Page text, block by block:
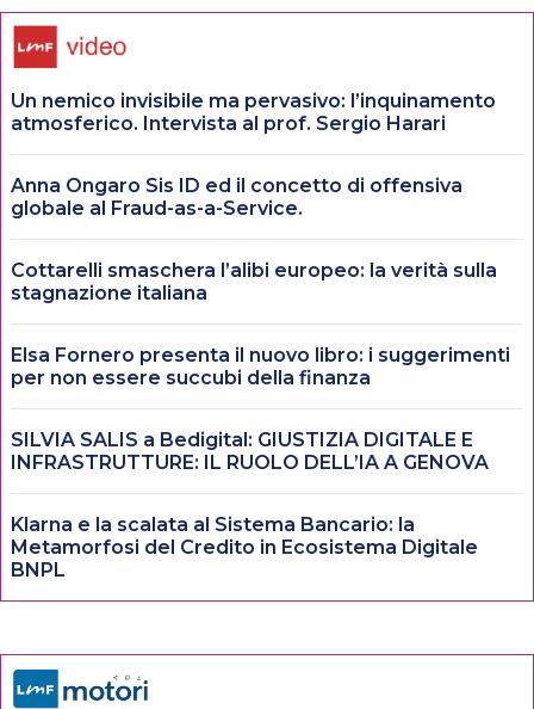
Un nemico invisibile ma pervasivo: l’inquinamento
atmosferico. Intervista al prof. Sergio Harari
Anna Ongaro Sis ID ed il concetto di offensiva
globale al Fraud-as-a-Service.
Cottarelli smaschera l’alibi europeo: la verità sulla
stagnazione italiana
Elsa Fornero presenta il nuovo libro: i suggerimenti
per non essere succubi della finanza
SILVIA SALIS a Bedigital: GIUSTIZIA DIGITALE E
INFRASTRUTTURE: IL RUOLO DELL’IA A GENOVA
Klarna e la scalata al Sistema Bancario: la
Metamorfosi del Credito in Ecosistema Digitale
BNPL